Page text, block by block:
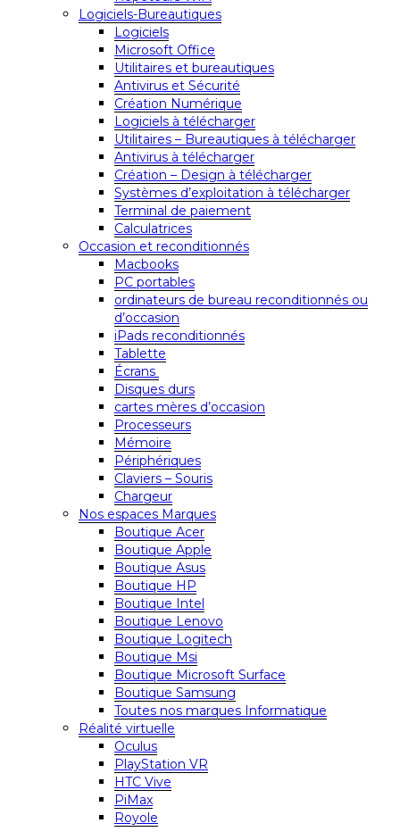
Logiciels-Bureautiques
Logiciels
Microsoft Office
Utilitaires et bureautiques
Antivirus et Sécurité
Création Numérique
Logiciels à télécharger
Utilitaires – Bureautiques à télécharger
Antivirus à télécharger
Création – Design à télécharger
Systèmes d’exploitation à télécharger
Terminal de paiement
Calculatrices
Occasion et reconditionnés
Macbooks
PC portables
ordinateurs de bureau reconditionnés ou
d’occasion
iPads reconditionnés
Tablette
Écrans
Disques durs
cartes mères d’occasion
Processeurs
Mémoire
Périphériques
Claviers – Souris
Chargeur
Nos espaces Marques
Boutique Acer
Boutique Apple
Boutique Asus
Boutique HP
Boutique Intel
Boutique Lenovo
Boutique Logitech
Boutique Msi
Boutique Microsoft Surface
Boutique Samsung
Toutes nos marques Informatique
Réalité virtuelle
Oculus
PlayStation VR
HTC Vive
PiMax
Royole